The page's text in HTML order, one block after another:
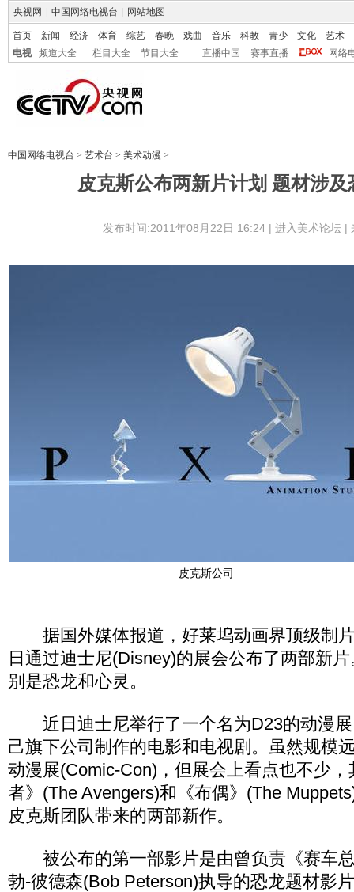
央视网 中国网络电视台 网站地图
首页 新闻 经济 体育 综艺 春晚 戏曲 音乐 科教 青少 文化
艺术
电视
频道大全 栏目大全 节目大全 直播中国 赛事直播 网络
中国网络电视台 > 艺术台 > 美术动漫 >
皮克斯公布两新片计划 题材涉及
发布时间:2011年08月22日 16:24 | 进入美术论坛|
皮克斯公司
据国外媒体报道，好莱坞动画界顶级制
日通过迪士尼(Disney)的展会公布了两部新
别是恐龙和心灵。
近日迪士尼举行了一个名为D23的动漫展
己旗下公司制作的电影和电视剧。虽然规模
动漫展(Comic-Con)，但展会上看点也不少
者》(The Avengers)和《布偶》(The
皮克斯团队带来的两部新作。
被公布的第一部影片是由曾负责《赛车
勃-彼德森(Bob Peterson)执导的恐龙题材影